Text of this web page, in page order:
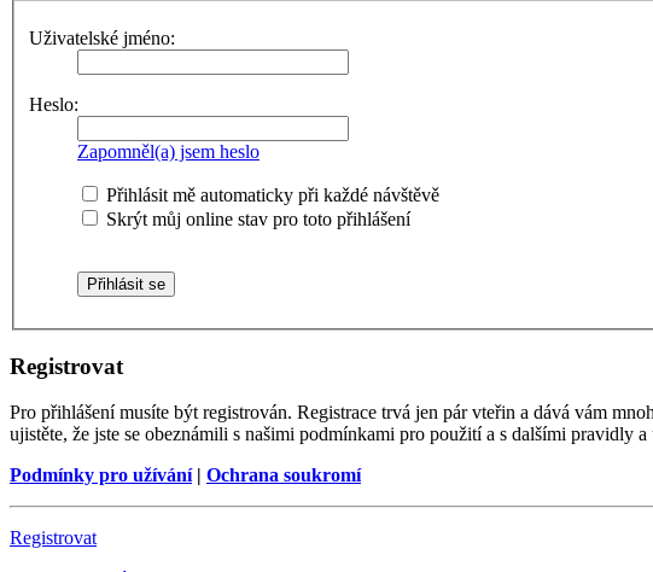
Uživatelské jméno:
Heslo:
Zapomněl(a) jsem heslo
Přihlásit mě automaticky při každé návštěvě
Skrýt můj online stav pro toto přihlášení
Registrovat
Pro přihlášení musíte být registrován. Registrace trvá jen pár vteřin a dává vám
ujistěte, že jste se obeznámili s našimi podmínkami pro použití a s dalšími pravidly
Podmínky pro užívání| Ochrana soukromí
Registrovat